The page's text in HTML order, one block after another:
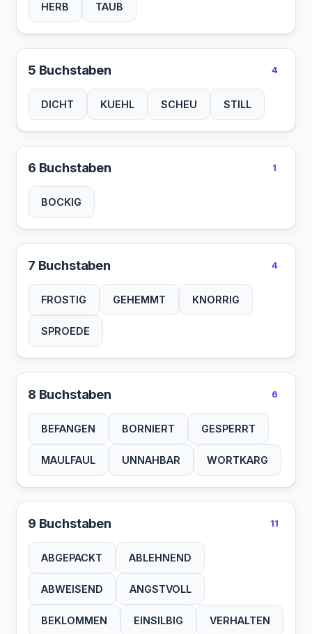
HERB TAUB
5 Buchstaben 4
DICHT KUEHL SCHEU STILL
6 Buchstaben 1
BOCKIG
7 Buchstaben 4
FROSTIG GEHEMMT KNORRIG
SPROEDE
8 Buchstaben 6
BEFANGEN BORNIERT GESPERRT
MAULFAUL UNNAHBAR WORTKARG
9 Buchstaben 11
ABGEPACKT ABLEHNEND
ABWEISEND ANGSTVOLL
BEKLOMMEN EINSILBIG VERHALTEN